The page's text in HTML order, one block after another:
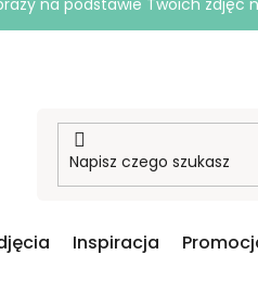
na podstawie Twoich zdjęć
Inspiracja